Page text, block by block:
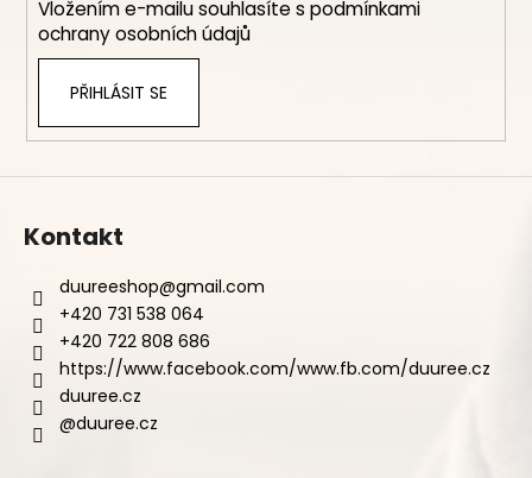
Vložením e-mailu souhlasíte s podmínkami
ochrany osobních údajů
PŘIHLÁSIT SE
Kontakt
duureeshop@gmail.com
+420 731 538 064
+420 722 808 686
https://www.facebook.com/www.fb.com/duuree.cz
duuree.cz
@duuree.cz